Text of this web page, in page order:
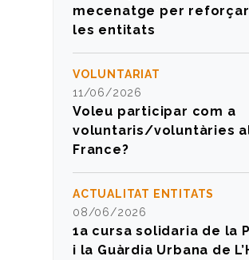
mecenatge per
les entitats
VOLUNTARIAT
11/06/2026
Voleu participar com a
voluntaris/voluntàries
France?
ACTUALITAT ENTITATS
08/06/2026
1a cursa solidaria de la
i la Guàrdia Urbana de